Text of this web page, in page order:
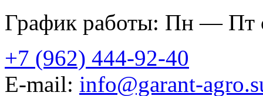
График работы: Пн — Пт
+7 (962) 444-92-40
E-mail: info@garant-